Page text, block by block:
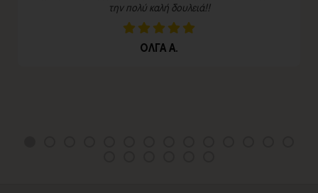
την πολύ καλή δουλειά!!
ΟΛΓΑ Α.